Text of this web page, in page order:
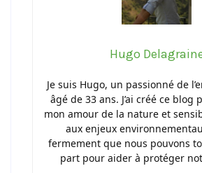
Hugo
Je suis Hugo, un passionné de
âgé de 33 ans. J’ai créé ce
mon amour de la nature et
aux enjeux
fermement que nous pouvons
part pour aider à protéger